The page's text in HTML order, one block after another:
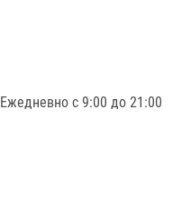
Ежедневно с 9:00 до 21:00